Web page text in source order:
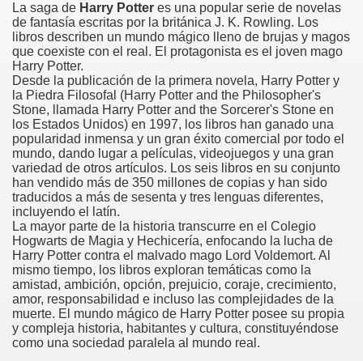
La saga de Harry Potter es una popular serie de novelas
de fantasía escritas por la británica J. K. Rowling. Los
libros describen un mundo mágico lleno de brujas y magos
que coexiste con el real. El protagonista es el joven mago
Harry Potter.
Desde la publicación de la primera novela, Harry Potter y
la Piedra Filosofal (Harry Potter and the Philosopher's
Stone, llamada Harry Potter and the Sorcerer's Stone en
los Estados Unidos) en 1997, los libros han ganado una
popularidad inmensa y un gran éxito comercial por todo el
mundo, dando lugar a películas, videojuegos y una gran
variedad de otros artículos. Los seis libros en su conjunto
han vendido más de 350 millones de copias y han sido
traducidos a más de sesenta y tres lenguas diferentes,
incluyendo el latín.
La mayor parte de la historia transcurre en el Colegio
Hogwarts de Magia y Hechicería, enfocando la lucha de
Harry Potter contra el malvado mago Lord Voldemort. Al
mismo tiempo, los libros exploran temáticas como la
amistad, ambición, opción, prejuicio, coraje, crecimiento,
amor, responsabilidad e incluso las complejidades de la
muerte. El mundo mágico de Harry Potter posee su propia
y compleja historia, habitantes y cultura, constituyéndose
como una sociedad paralela al mundo real.